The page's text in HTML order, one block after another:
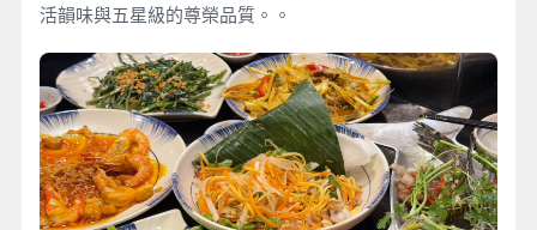
活韻味與五星級的尊榮品質。。